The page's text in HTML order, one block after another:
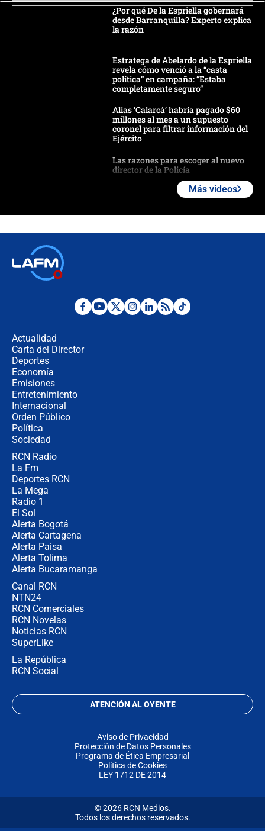
¿Por qué De la Espriella gobernará
desde Barranquilla? Experto explica
la razón
Estratega de Abelardo de la Espriella
revela cómo venció a la “casta
política” en campaña: “Estaba
completamente seguro”
Alias ‘Calarcá’ habría pagado $60
millones al mes a un supuesto
coronel para filtrar información del
Ejército
Las razones para escoger al nuevo
director de la Policía
futuro les espera a las cabalgatas en
"No hubo fraude ni posibilidad de
Más videos
Actualidad
Carta del Director
Deportes
Economía
Emisiones
Entretenimiento
Internacional
Orden Público
Política
Sociedad
RCN Radio
La Fm
Deportes RCN
La Mega
Radio 1
El Sol
Alerta Bogotá
Alerta Cartagena
Alerta Paisa
Alerta Tolima
Alerta Bucaramanga
Canal RCN
NTN24
RCN Comerciales
RCN Novelas
Noticias RCN
SuperLike
La República
RCN Social
ATENCIÓN AL OYENTE
Aviso de Privacidad
Protección de Datos Personales
Programa de Ética Empresarial
Política de Cookies
LEY 1712 DE 2014
© 2026 RCN Medios.
Todos los derechos reservados.